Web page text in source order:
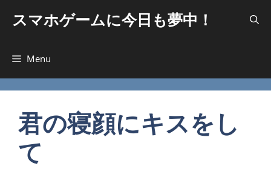
へ
スマホゲームに今日も夢中！
Menu
君の寝顔にキスをし
て